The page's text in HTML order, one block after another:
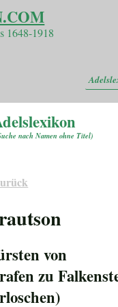
1648-1918
nach Namen ohne Titel)
von
zu